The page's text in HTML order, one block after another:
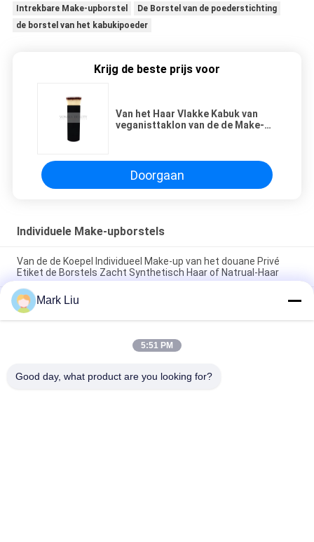
Intrekbare Make-upborstel
De Borstel van de poederstichting
de borstel van het kabukipoeder
Krijg de beste prijs voor
Van het Haar Vlakke Kabuk van
veganisttaklon van de de Make-
upborstel
Doorgaan
Individuele Make-upborstels
Van de de Koepel Individueel Make-up van het douane Privé
Etiket de Borstels Zacht Synthetisch Haar of Natrual-Haar
XGF Individuele make-upborstels Geitenhaar Tapered Face
Kabuki-borstel met natuurlijk ebbenhouten handvat
De kleine Vlakke Individuele Make-up borstelt/treedt als buffer
op Make-up voor Borstels Drie Tonen Zachte en Flexibele
Mark Liu
5:51 PM
Good day, what product are you looking for?